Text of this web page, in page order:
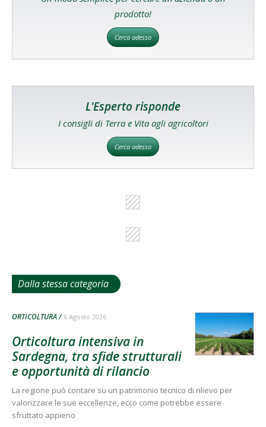
prodotto!
Cerca adesso
L'Esperto risponde
I consigli di Terra e Vita agli agricoltori
Cerca adesso
Dalla stessa categoria
ORTICOLTURA 6 Agosto 2026
Orticoltura intensiva in
Sardegna, tra sfide strutturali
e opportunità di rilancio
La regione può contare su un patrimonio tecnico di rilievo per
valorizzare le sue eccellenze, ecco come potrebbe essere
sfruttato appieno